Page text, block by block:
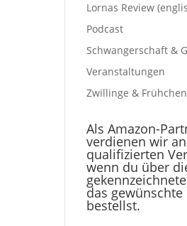
Lornas Review
Podcast
Schwangerschaft &
Veranstaltungen
Zwillinge & Frühchen
Als Amazon-
verdienen wir an
qualifizierten
wenn du über
das
bestellst.